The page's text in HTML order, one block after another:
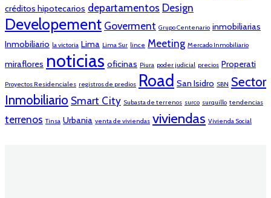
créditos hipotecarios departamentos Design
Developement Goverment Grupo Centenario inmobiliarias
Inmobiliario la victoria Lima Lima Sur lince Meeting Mercado Inmobiliario
miraflores noticias oficinas Piura poder judicial precios Properati
Proyectos Residenciales registros de predios Road San Isidro SBN Sector
Inmobiliario Smart City Subasta de terrenos surco surquillo tendencias
terrenos Tinsa Urbania venta de viviendas viviendas Vivienda Social